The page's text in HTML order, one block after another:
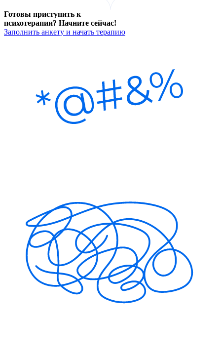
Готовы приступить к
психотерапии? Начните сейчас!
Заполнить анкету и начать терапию